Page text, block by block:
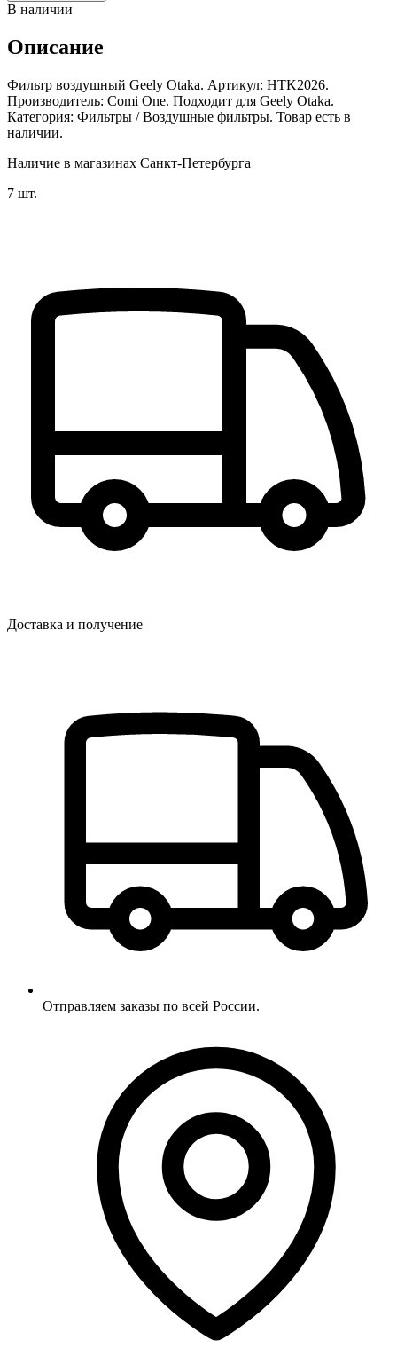
В наличии
Описание
Фильтр воздушный Geely Otaka. Артикул: HTK2026.
Производитель: Comi One. Подходит для Geely Otaka.
Категория: Фильтры / Воздушные фильтры. Товар есть в
наличии.
Наличие в магазинах Санкт-Петербурга
7 шт.
Доставка и получение
Отправляем заказы по всей России.